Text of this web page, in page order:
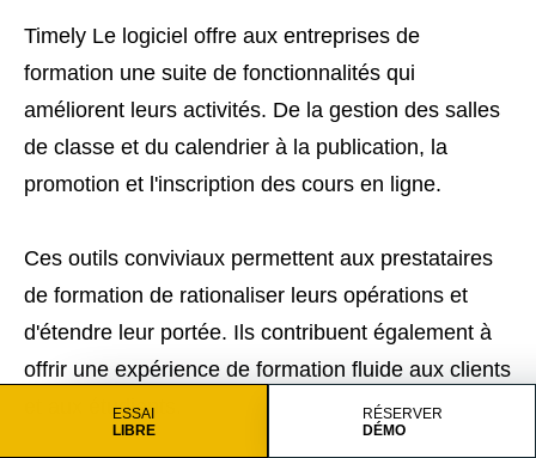
ESSAI
LIBRE
RÉSERVER
DÉMO
Timely Le logiciel offre aux entreprises de
formation une suite de fonctionnalités qui
améliorent leurs activités. De la gestion des salles
de classe et du calendrier à la publication, la
promotion et l'inscription des cours en ligne.
Ces outils conviviaux permettent aux prestataires
de formation de rationaliser leurs opérations et
d'étendre leur portée. Ils contribuent également à
offrir une expérience de formation fluide aux clients
et aux étudiants.